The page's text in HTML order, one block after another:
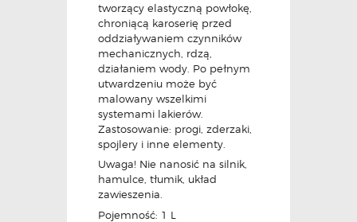
tworzący elastyczną powłokę,
chroniącą karoserię przed
oddziaływaniem czynników
mechanicznych, rdzą,
działaniem wody. Po pełnym
utwardzeniu może być
malowany wszelkimi
systemami lakierów.
Zastosowanie: progi, zderzaki,
spojlery i inne elementy.
Uwaga! Nie nanosić na silnik,
hamulce, tłumik, układ
zawieszenia.
Pojemność: 1 L